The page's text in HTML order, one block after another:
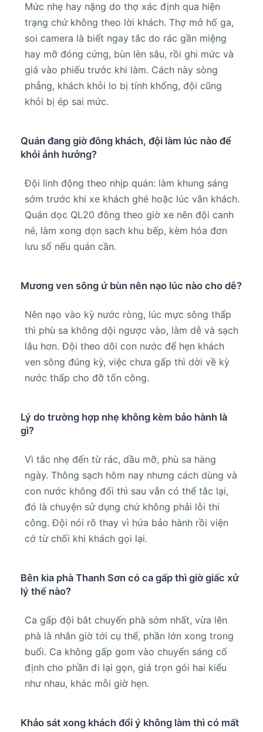
Mức nhẹ hay nặng do thợ xác định qua hiện
trạng chứ không theo lời khách. Thợ mở hố ga,
soi camera là biết ngay tắc do rác gần miệng
hay mỡ đóng cứng, bùn lèn sâu, rồi ghi mức và
giá vào phiếu trước khi làm. Cách này sòng
phẳng, khách khỏi lo bị tính khống, đội cũng
khỏi bị ép sai mức.
Quán đang giờ đông khách, đội làm lúc nào để
khỏi ảnh hưởng?
Đội linh động theo nhịp quán: làm khung sáng
sớm trước khi xe khách ghé hoặc lúc vãn khách.
Quán dọc QL20 đông theo giờ xe nên đội canh
né, làm xong dọn sạch khu bếp, kèm hóa đơn
lưu sổ nếu quán cần.
Mương ven sông ứ bùn nên nạo lúc nào cho dễ?
Nên nạo vào kỳ nước ròng, lúc mực sông thấp
thì phù sa không dội ngược vào, làm dễ và sạch
lâu hơn. Đội theo dõi con nước để hẹn khách
ven sông đúng kỳ, việc chưa gấp thì dời về kỳ
nước thấp cho đỡ tốn công.
Lý do trường hợp nhẹ không kèm bảo hành là
gì?
Vì tắc nhẹ đến từ rác, dầu mỡ, phù sa hàng
ngày. Thông sạch hôm nay nhưng cách dùng và
con nước không đổi thì sau vẫn có thể tắc lại,
đó là chuyện sử dụng chứ không phải lỗi thi
công. Đội nói rõ thay vì hứa bảo hành rồi viện
cớ từ chối khi khách gọi lại.
Bên kia phà Thanh Sơn có ca gấp thì giờ giấc xử
lý thế nào?
Ca gấp đội bắt chuyến phà sớm nhất, vừa lên
phà là nhắn giờ tới cụ thể, phần lớn xong trong
buổi. Ca không gấp gom vào chuyến sáng cố
định cho phần đi lại gọn, giá trọn gói hai kiểu
như nhau, khác mỗi giờ hẹn.
Khảo sát xong khách đổi ý không làm thì có mất